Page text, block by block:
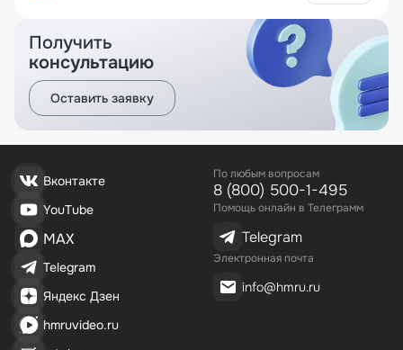
Получить
консультацию
Оставить заявку
Вконтакте
YouTube
MAX
Telegram
Яндекс Дзен
hmruvideo.ru
По любым вопросам
8 (800) 500-1-495
Помощь онлайн в Телеграмм
Telegram
Электронная почта
info@hmru.ru